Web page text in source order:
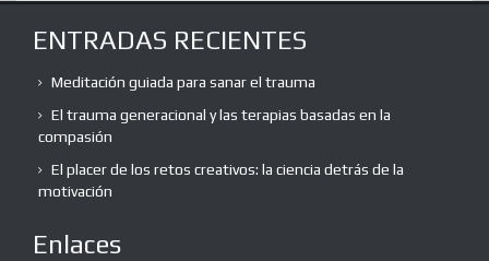
ENTRADAS RECIENTES
Meditación guiada para sanar el trauma
El trauma generacional y las terapias basadas en la
compasión
El placer de los retos creativos: la ciencia detrás de la
motivación
Enlaces